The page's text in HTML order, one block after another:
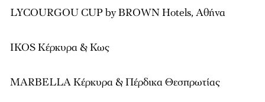
LYCOURGOU CUP by BROWN Hotels, Αθήνα
IKOS Κέρκυρα & Κως
MARBELLA Κέρκυρα & Πέρδικα Θεσπρωτίας